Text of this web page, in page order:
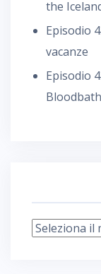
the
Episodio
vacanze
Episodio
Bloodbath
Archivi